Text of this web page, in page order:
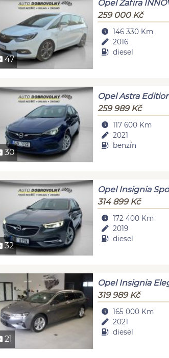
47
Opel Zafira
259 000 Kč
146 330 Km
2016
diesel
30
Opel Astra
259 989 Kč
117 600 Km
2021
benzín
32
Opel Insignia
314 899 Kč
172 400 Km
2019
diesel
21
Opel Insignia
319 989 Kč
165 000 Km
2021
diesel